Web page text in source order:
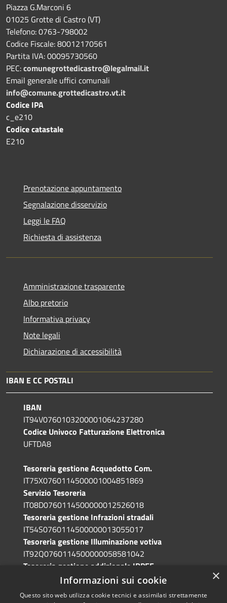
Piazza G.Marconi 6
01025 Grotte di Castro (VT)
Telefono: 0763-798002
Codice Fiscale: 80012170561
Partita IVA: 00095730560
PEC:comunegrottedicastro@legalmail.it
Email generale uffici comunali
info@comune.grottedicastro.vt.it
Codice IPA
c_e210
Codice catastale
E210
Prenotazione appuntamento
Segnalazione disservizio
Leggi le FAQ
Richiesta di assistenza
Amministrazione trasparente
Albo pretorio
Informativa privacy
Note legali
Dichiarazione di accessibilità
IBAN E CC POSTALI
IBAN
IT94V0760103200001064237280
Codice Univoco Fatturazione Elettronica
UFTDA8
Tesoreria gestione Acquedotto Com.
IT75X0760114500001004851869
Servizio Tesoreria
IT08D0760114500000012526018
Tesoreria gestione Infrazioni stradali
IT54S0760114500000013055017
Tesoreria gestione Illuminazione votiva
IT92Q0760114500000058581042
Tesoreria gestione addizionale IRPEF
IT71A0760114500000086341765
×
Informazioni sui cookie
Questo sito web utilizza cookie tecnici e assimilati strettamente